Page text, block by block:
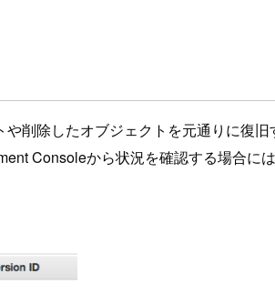
削除したオブジェクトを元通りに復
Consoleから状況を確認する場合に